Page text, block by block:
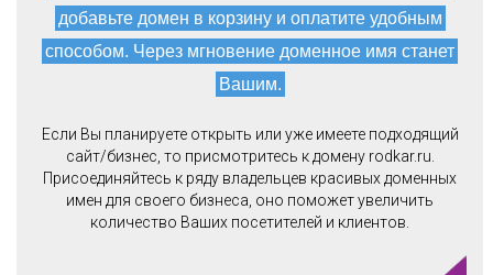
добавьте домен в корзину и оплатите удобным
способом. Через мгновение доменное имя станет
Вашим.
Если Вы планируете открыть или уже имеете подходящий
сайт/бизнес, то присмотритесь к домену rodkar.ru.
Присоединяйтесь к ряду владельцев красивых доменных
имен для своего бизнеса, оно поможет увеличить
количество Ваших посетителей и клиентов.